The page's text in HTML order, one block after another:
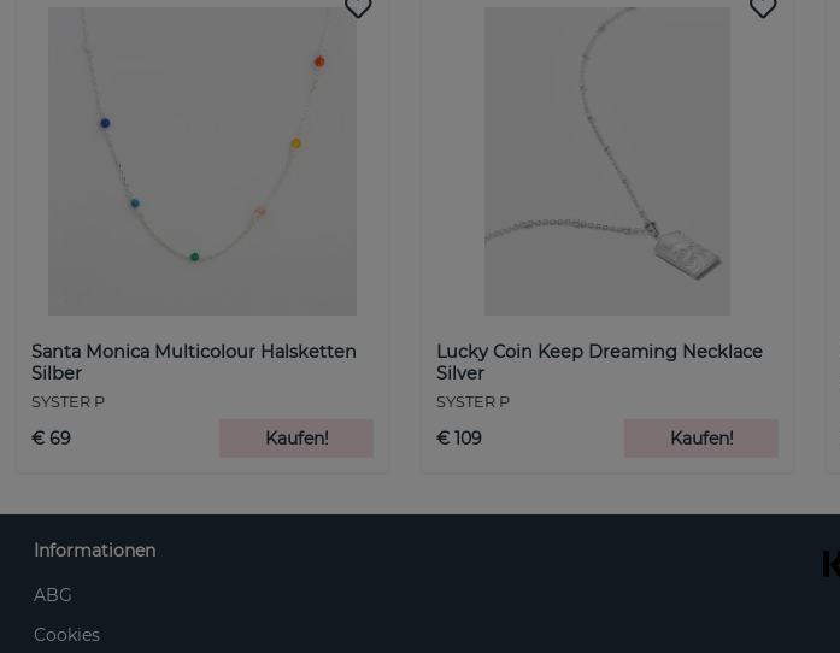
Santa Monica Multicolour Halsketten
Silber
SYSTER P
€ 69 Kaufen!
Lucky Coin Keep Dreaming Necklace
Silver
SYSTER P
€ 109 Kaufen!
Informationen
ABG
Cookies